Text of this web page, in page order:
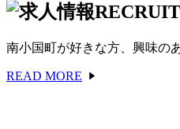
RECRUIT
南小国町が好きな方、興味の
READ MORE